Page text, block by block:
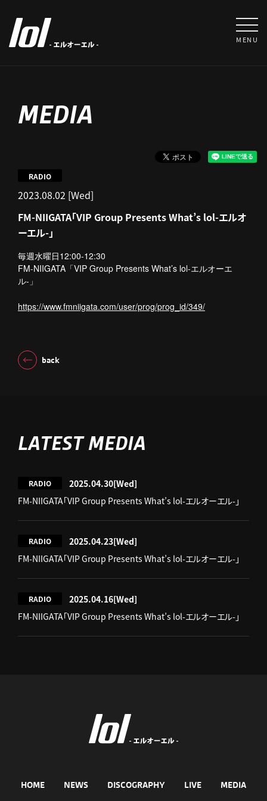
MENU
MEDIA
2023.08.02 [Wed]
RADIO
FM-NIIGATA「VIP Group Presents What’s lol-エルオ
ーエル-」
毎週水曜日12:00-12:30
FM-NIIGATA「VIP Group Presents What’s lol-エルオーエ
ル-」
https://www.fmniigata.com/user/prog/prog_id/349/
back
LATEST MEDIA
RADIO 2025.04.30[Wed]
FM-NIIGATA「VIP Group Presents What’s lol-エルオーエル-」
RADIO 2025.04.23[Wed]
FM-NIIGATA「VIP Group Presents What’s lol-エルオーエル-」
RADIO 2025.04.16[Wed]
FM-NIIGATA「VIP Group Presents What’s lol-エルオーエル-」
HOME NEWS DISCOGRAPHY LIVE MEDIA